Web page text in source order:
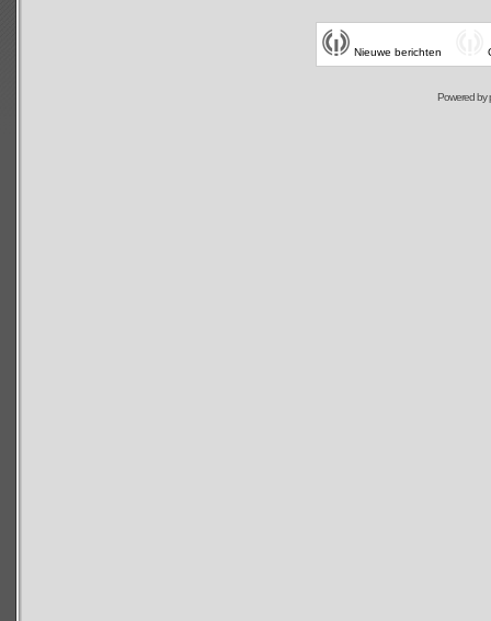
Nieuwe berichten
Powered by